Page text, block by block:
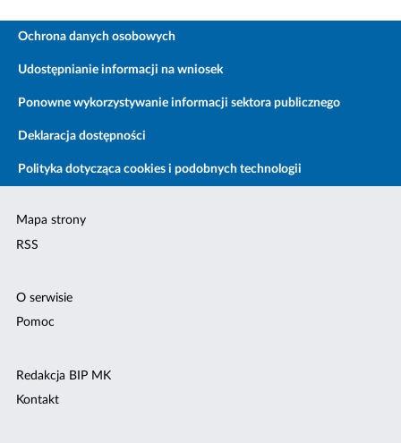
Ochrona danych osobowych
Udostępnianie informacji na wniosek
Ponowne wykorzystywanie informacji sektora publicznego
Deklaracja dostępności
Polityka dotycząca cookies i podobnych technologii
Mapa strony
RSS
O serwisie
Pomoc
Redakcja BIP MK
Kontakt